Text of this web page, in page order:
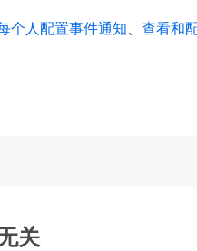
个人配置事件通知、 查看和
关